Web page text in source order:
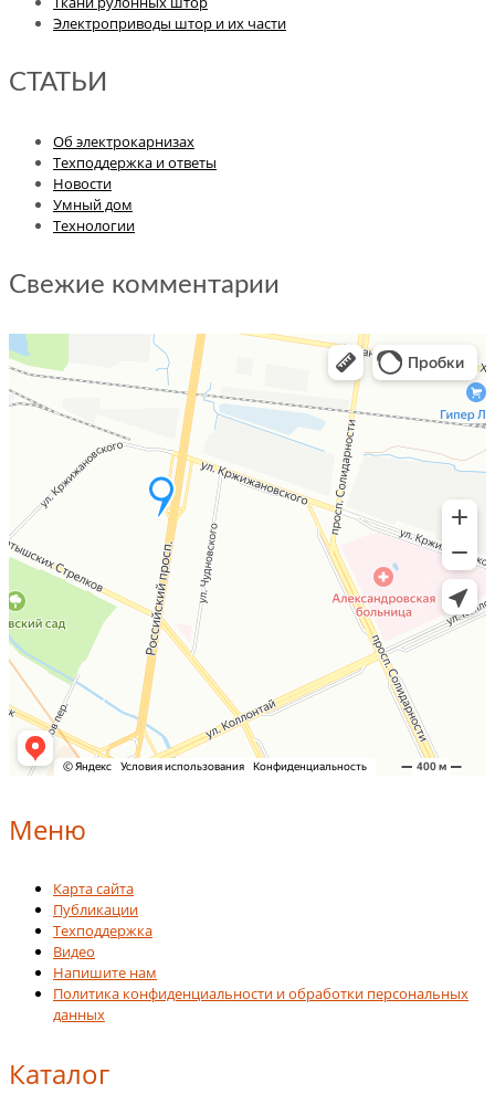
Электроприводы штор и их части
СТАТЬИ
Об электрокарнизах
Техподдержка и ответы
Новости
Умный дом
Технологии
Свежие комментарии
Меню
Карта сайта
Публикации
Техподдержка
Видео
Напишите нам
Политика конфиденциальности и обработки персональных
данных
Каталог